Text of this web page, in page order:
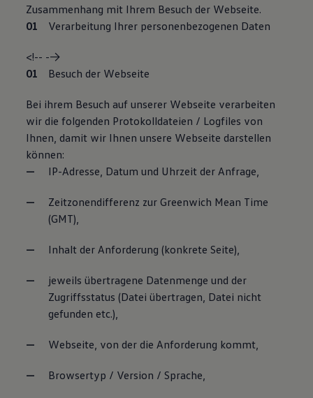
Zusammenhang mit Ihrem Besuch der Webseite.
Verarbeitung Ihrer personenbezogenen Daten
<!-- -->
Besuch der Webseite
Bei ihrem Besuch auf unserer Webseite verarbeiten
wir die folgenden Protokolldateien / Logfiles von
Ihnen, damit wir Ihnen unsere Webseite darstellen
können:
IP-Adresse, Datum und Uhrzeit der Anfrage,
Zeitzonendifferenz zur Greenwich Mean Time
(GMT),
Inhalt der Anforderung (konkrete Seite),
jeweils übertragene Datenmenge und der
Zugriffsstatus (Datei übertragen, Datei nicht
gefunden etc.),
Webseite, von der die Anforderung kommt,
Browsertyp / Version / Sprache,